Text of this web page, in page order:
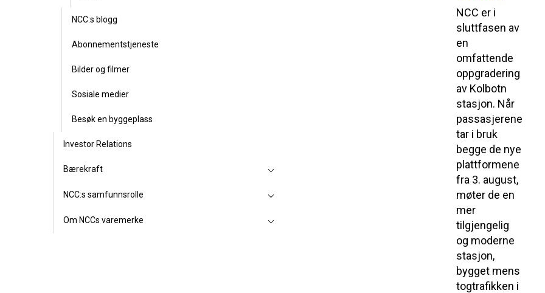
NCC:s blogg
Abonnementstjeneste
Bilder og filmer
Sosiale medier
Besøk en byggeplass
Investor Relations
Bærekraft
NCC:s samfunnsrolle
Om NCCs varemerke
NCC er i
sluttfasen av
en
omfattende
oppgradering
av Kolbotn
stasjon. Når
passasjerene
tar i bruk
begge de nye
plattformene
fra 3. august,
møter de en
mer
tilgjengelig
og moderne
stasjon,
bygget mens
togtrafikken i